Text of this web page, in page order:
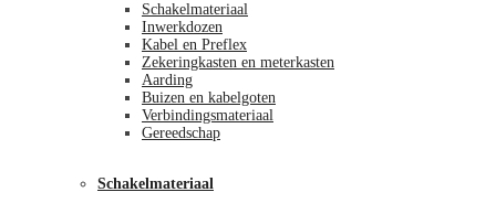
Schakelmateriaal
Inwerkdozen
Kabel en Preflex
Zekeringkasten en meterkasten
Aarding
Buizen en kabelgoten
Verbindingsmateriaal
Gereedschap
Schakelmateriaal